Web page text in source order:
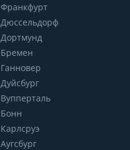
Франкфурт
Дюссельдорф
Дортмунд
Бремен
Ганновер
Дуйсбург
Вупперталь
Бонн
Карлсруэ
Аугсбург